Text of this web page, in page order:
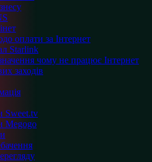
оплати за Інтернет
Starlink
чому не працює Інтернет
заходів
Sweet.tv
Megogo